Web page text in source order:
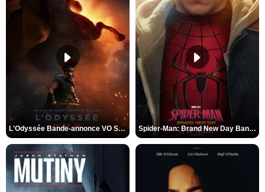
L'Odyssée Bande-annonce VO STFR Spider-Man: Brand New Day Bande-annonce VO STFR